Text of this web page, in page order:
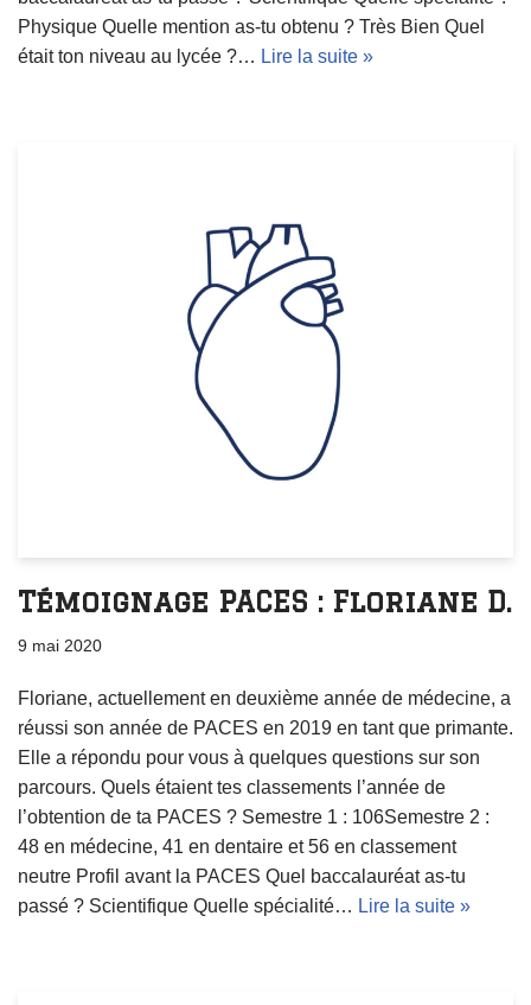
Physique Quelle mention as-tu obtenu ? Très Bien Quel
était ton niveau au lycée ?… Lire la suite »
Témoignage PACES : Floriane D.
9 mai 2020
Floriane, actuellement en deuxième année de médecine, a
réussi son année de PACES en 2019 en tant que primante.
Elle a répondu pour vous à quelques questions sur son
parcours. Quels étaient tes classements l’année de
l’obtention de ta PACES ? Semestre 1 : 106Semestre 2 :
48 en médecine, 41 en dentaire et 56 en classement
neutre Profil avant la PACES Quel baccalauréat as-tu
passé ? Scientifique Quelle spécialité… Lire la suite »